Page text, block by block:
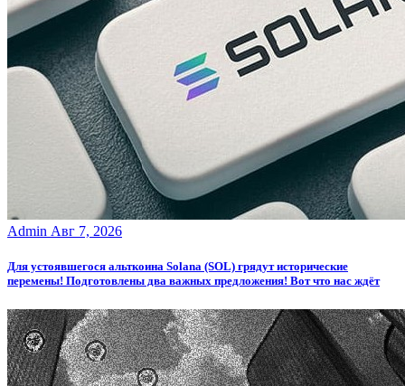
Admin Авг 7, 2026
Для устоявшегося альткоина Solana (SOL) грядут исторические
перемены! Подготовлены два важных предложения! Вот что нас ждёт